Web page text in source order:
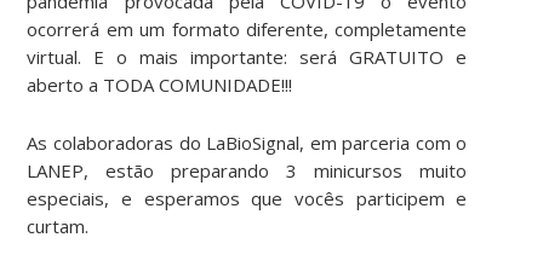
ocorrerá em um formato diferente, completamente
virtual. E o mais importante: será GRATUITO e
aberto a TODA COMUNIDADE!!!
As colaboradoras do LaBioSignal, em parceria com o
LANEP, estão preparando 3 minicursos muito
especiais, e esperamos que vocês participem e
curtam.